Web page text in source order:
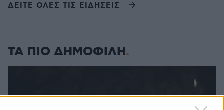
ΔΕΙΤΕ ΟΛΕΣ ΤΙΣ ΕΙΔΗΣΕΙΣ
ΤΑ ΠΙΟ ΔΗΜΟΦΙΛΗ